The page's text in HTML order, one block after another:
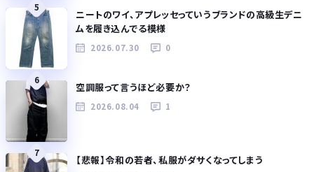
5
ニートのワイ、アプレッセっていうブランドの高級生デニ
ムを履き込んでる模様
2026.07.30 0
6
空調服って言うほど必要か？
2026.08.04 1
7
【悲報】令和の若者、私服がダサくなってしまう